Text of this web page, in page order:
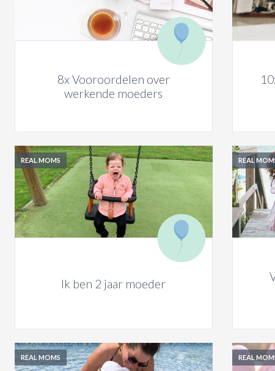
8x Vooroordelen over
werkende moeders
REAL MOMS
Ik ben 2 jaar moeder
REAL
REAL MOMS REAL